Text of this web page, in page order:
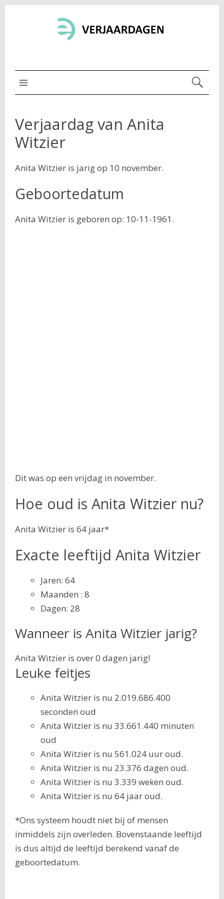
Verjaardag van Anita
Witzier
Anita Witzier is jarig op 10 november.
Geboortedatum
Anita Witzier is geboren op: 10-11-1961.
Dit was op een vrijdag in november.
Hoe oud is Anita Witzier nu?
Anita Witzier is 64 jaar*
Exacte leeftijd Anita Witzier
Jaren: 64
Maanden : 8
Dagen: 28
Wanneer is Anita Witzier jarig?
Anita Witzier is over 0 dagen jarig!
Leuke feitjes
Anita Witzier is nu 2.019.686.400
seconden oud
Anita Witzier is nu 33.661.440 minuten
oud
Anita Witzier is nu 561.024 uur oud.
Anita Witzier is nu 23.376 dagen oud.
Anita Witzier is nu 3.339 weken oud.
Anita Witzier is nu 64 jaar oud.
*Ons systeem houdt niet bij of mensen
inmiddels zijn overleden. Bovenstaande leeftijd
is dus altijd de leeftijd berekend vanaf de
geboortedatum.